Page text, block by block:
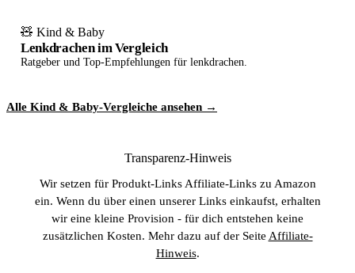
🧸 Kind & Baby
Lenkdrachen im Vergleich
Ratgeber und Top-Empfehlungen für lenkdrachen.
Alle Kind & Baby-Vergleiche ansehen →
Transparenz-Hinweis
Wir setzen für Produkt-Links Affiliate-Links zu Amazon
ein. Wenn du über einen unserer Links einkaufst, erhalten
wir eine kleine Provision - für dich entstehen keine
zusätzlichen Kosten. Mehr dazu auf der Seite Affiliate-
Hinweis.